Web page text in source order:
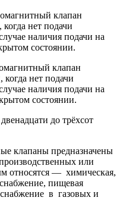
клапан
нет подачи
наличия подачи на
состоянии.
клапан
нет подачи
наличия подачи на
состоянии.
до трёхсот
клапаны предназначены
или
относятся — химическая,
пищевая
в газовых и